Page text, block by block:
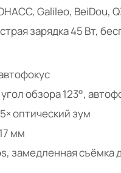
Galileo, BeiDou,
зарядка 45 Вт,
обзора 123°,
оптический зум
мм
замедленная съёмка